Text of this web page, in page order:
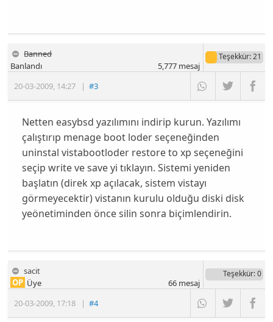
Banned
20-03-2009, 14:27 |#3
Banlandı
Teşekkür: 21
5,777mesaj
Netten easybsd yazılımını indirip kurun. Yazılımı
çalıştırıp menage boot loder seçeneğinden
uninstal vistabootloder restore to xp seçeneğini
seçip write ve save yi tıklayın. Sistemi yeniden
başlatın (direk xp açılacak, sistem vistayı
görmeyecektir) vistanın kurulu olduğu diski disk
yeönetiminden önce silin sonra biçimlendirin.
sacit
20-03-2009, 17:18 |#4
OP Üye
Teşekkür: 0
66mesaj